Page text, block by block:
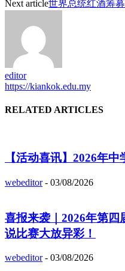
Next article世界总统红酒筹
editor
https://kiankok.edu.my
RELATED ARTICLES
【活动喜讯】2026年
webeditor - 03/08/2026
喜报来袭｜2026年第
说比赛大放异彩！
webeditor - 03/08/2026